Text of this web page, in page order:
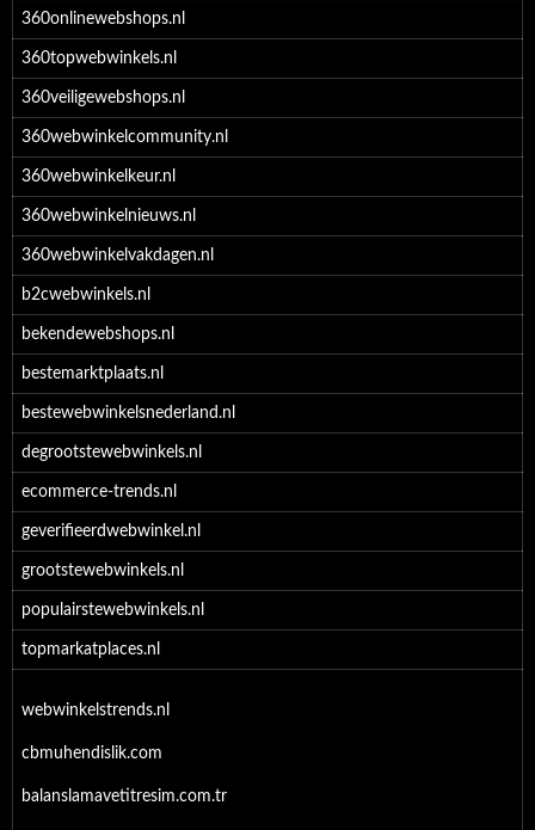
360onlinewebshops.nl
360topwebwinkels.nl
360veiligewebshops.nl
360webwinkelcommunity.nl
360webwinkelkeur.nl
360webwinkelnieuws.nl
360webwinkelvakdagen.nl
b2cwebwinkels.nl
bekendewebshops.nl
bestemarktplaats.nl
bestewebwinkelsnederland.nl
degrootstewebwinkels.nl
ecommerce-trends.nl
geverifieerdwebwinkel.nl
grootstewebwinkels.nl
populairstewebwinkels.nl
topmarkatplaces.nl
webwinkelstrends.nl
cbmuhendislik.com
balanslamavetitresim.com.tr